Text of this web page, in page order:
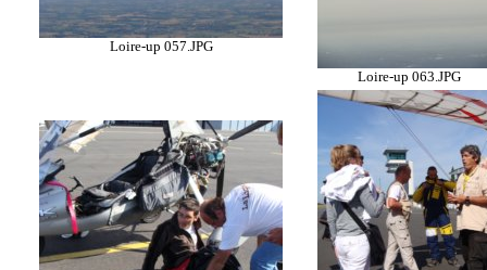
Loire-up 057.JPG
Loire-up 063.JPG